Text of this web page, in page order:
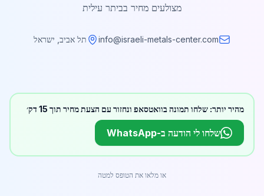
מצולעים מחיר בביתר עילית
info@israeli-metals-center.com תל אביב, ישראל
מהיר יותר: שלחו תמונה בוואטסאפ ונחזור עם הצעת מחיר תוך 15 דק׳
שלחו לי הודעה ב-WhatsApp
או מלאו את הטופס למטה